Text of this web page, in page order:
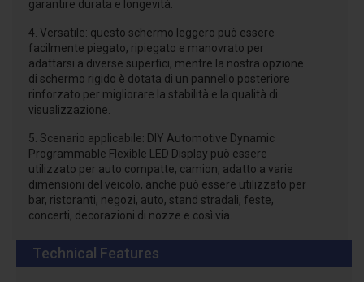
garantire durata e longevità.
4. Versatile: questo schermo leggero può essere
facilmente piegato, ripiegato e manovrato per
adattarsi a diverse superfici, mentre la nostra opzione
di schermo rigido è dotata di un pannello posteriore
rinforzato per migliorare la stabilità e la qualità di
visualizzazione.
5. Scenario applicabile: DIY Automotive Dynamic
Programmable Flexible LED Display può essere
utilizzato per auto compatte, camion, adatto a varie
dimensioni del veicolo, anche può essere utilizzato per
bar, ristoranti, negozi, auto, stand stradali, feste,
concerti, decorazioni di nozze e così via.
Technical Features